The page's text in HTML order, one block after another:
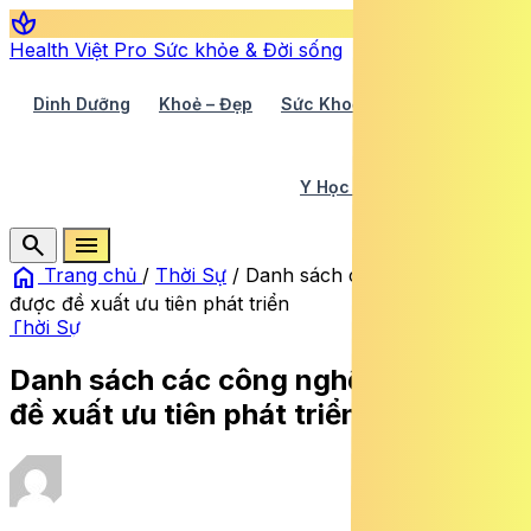
spa
Health Việt Pro Sức khỏe & Đời sống
Dinh Dưỡng Khoẻ – Đẹp Sức Khoẻ TV
Y Học Cổ Truyền
search
menu
home Trang chủ / Thời Sự / Danh sách các công nghệ cao
được đề xuất ưu tiên phát triển
Thời Sự
Danh sách các công nghệ cao được
đề xuất ưu tiên phát triển